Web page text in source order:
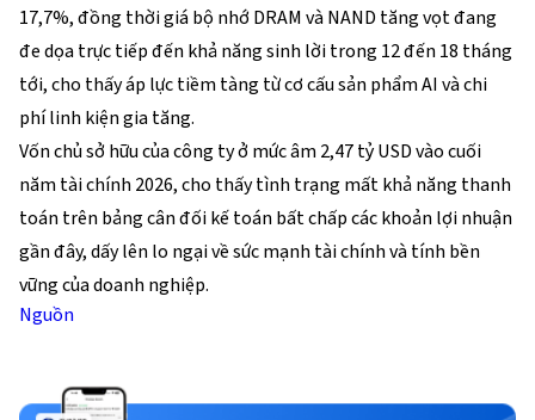
17,7%, đồng thời giá bộ nhớ DRAM và NAND tăng vọt đang
đe dọa trực tiếp đến khả năng sinh lời trong 12 đến 18 tháng
tới, cho thấy áp lực tiềm tàng từ cơ cấu sản phẩm AI và chi
phí linh kiện gia tăng.
Vốn chủ sở hữu của công ty ở mức âm 2,47 tỷ USD vào cuối
năm tài chính 2026, cho thấy tình trạng mất khả năng thanh
toán trên bảng cân đối kế toán bất chấp các khoản lợi nhuận
gần đây, dấy lên lo ngại về sức mạnh tài chính và tính bền
vững của doanh nghiệp.
Nguồn